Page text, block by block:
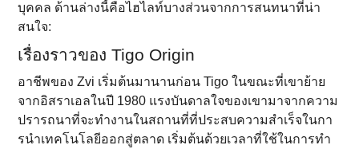
บุคคล ด้านล่างนี้คือไฮไลท์บางส่วนจากการสนทนาที่น่า
สนใจ:
เรื่องราวของ Tigo Origin
อาชีพของ Zvi เริ่มต้นมานานก่อน Tigo ในขณะที่เขาย้าย
จากอิสราเอลในปี 1980 แรงบันดาลใจของเขามาจากความ
ปรารถนาที่จะทํางานในสถานที่ที่ประสบความสําเร็จในกา
รนําเทคโนโลยีออกสู่ตลาด เริ่มต้นด้วยเวลาที่ใช้ในการทํา